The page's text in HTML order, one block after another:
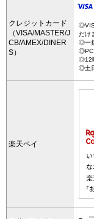
クレジットカード
（VISA/MASTER/J
CB/AMEX/DINER
S）
だけ
◎一
◎PC
◎12
◎土
楽天ペイ